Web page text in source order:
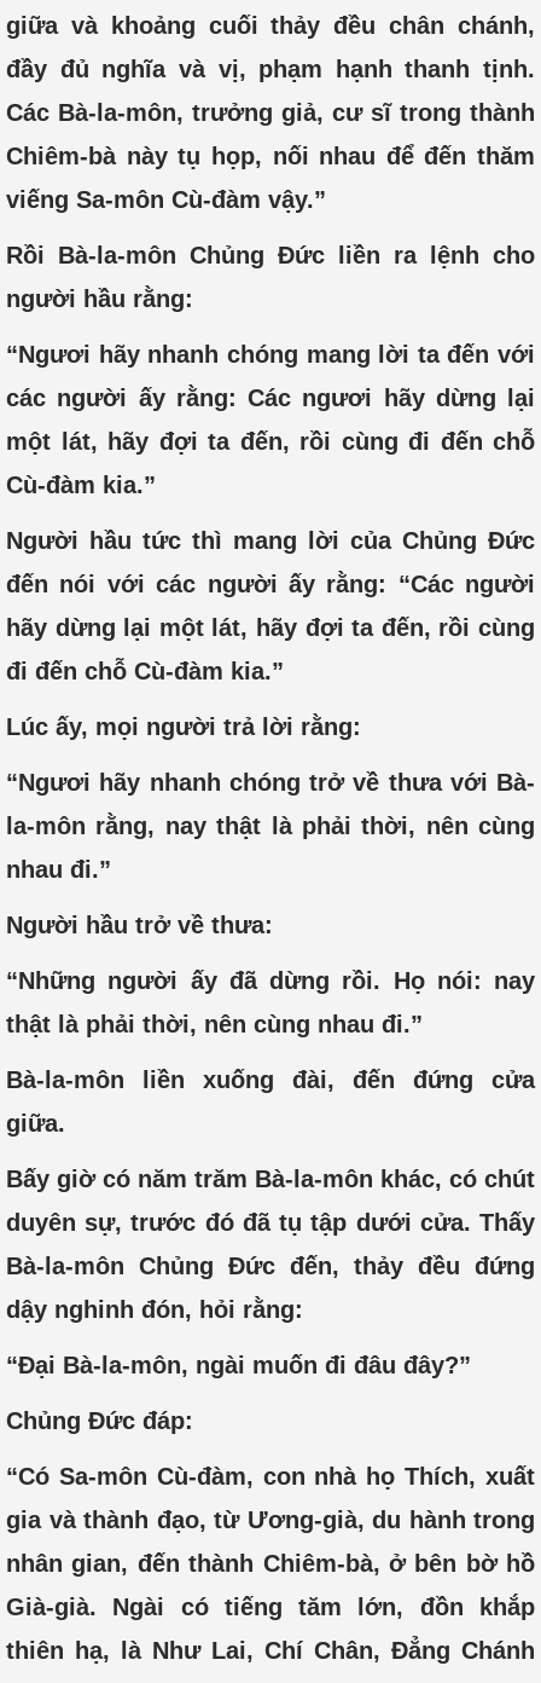
giữa và khoảng cuối thảy đều chân chánh,
đầy đủ nghĩa và vị, phạm hạnh thanh tịnh.
Các Bà-la-môn, trưởng giả, cư sĩ trong thành
Chiêm-bà này tụ họp, nối nhau để đến thăm
viếng Sa-môn Cù-đàm vậy.”
Rồi Bà-la-môn Chủng Đức liền ra lệnh cho
người hầu rằng:
“Ngươi hãy nhanh chóng mang lời ta đến với
các người ấy rằng: Các ngươi hãy dừng lại
một lát, hãy đợi ta đến, rồi cùng đi đến chỗ
Cù-đàm kia.”
Người hầu tức thì mang lời của Chủng Đức
đến nói với các người ấy rằng: “Các người
hãy dừng lại một lát, hãy đợi ta đến, rồi cùng
đi đến chỗ Cù-đàm kia.”
Lúc ấy, mọi người trả lời rằng:
“Ngươi hãy nhanh chóng trở về thưa với Bà-
la-môn rằng, nay thật là phải thời, nên cùng
nhau đi.”
Người hầu trở về thưa:
“Những người ấy đã dừng rồi. Họ nói: nay
thật là phải thời, nên cùng nhau đi.”
Bà-la-môn liền xuống đài, đến đứng cửa
giữa.
Bấy giờ có năm trăm Bà-la-môn khác, có chút
duyên sự, trước đó đã tụ tập dưới cửa. Thấy
Bà-la-môn Chủng Đức đến, thảy đều đứng
dậy nghinh đón, hỏi rằng:
“Đại Bà-la-môn, ngài muốn đi đâu đây?”
Chủng Đức đáp:
“Có Sa-môn Cù-đàm, con nhà họ Thích, xuất
gia và thành đạo, từ Ương-già, du hành trong
nhân gian, đến thành Chiêm-bà, ở bên bờ hồ
Già-già. Ngài có tiếng tăm lớn, đồn khắp
thiên hạ, là Như Lai, Chí Chân, Đẳng Chánh